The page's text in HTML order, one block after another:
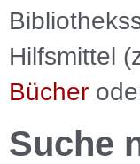
Hilfsmittel
Bücher
Suche